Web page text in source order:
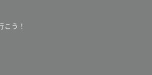
こう！